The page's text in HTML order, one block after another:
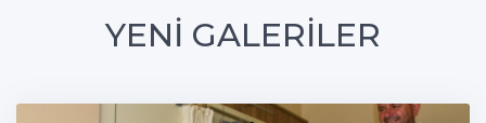
YENİ GALERİLER